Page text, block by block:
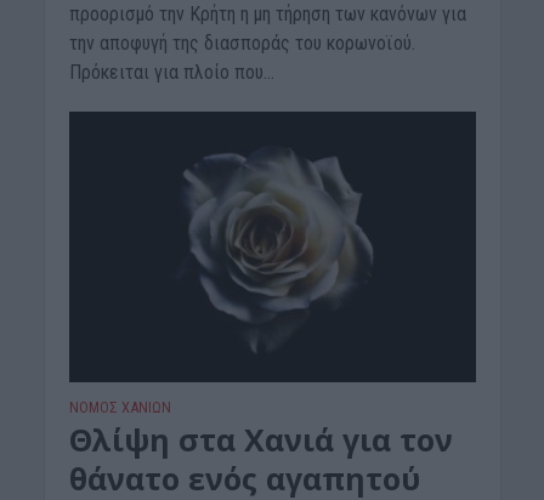
προορισμό την Κρήτη η μη τήρηση των κανόνων για
την αποφυγή της διασποράς του κορωνοϊού.
Πρόκειται για πλοίο που...
ΝΟΜΌΣ ΧΑΝΊΩΝ
Θλίψη στα Χανιά για τον
θάνατο ενός αγαπητού